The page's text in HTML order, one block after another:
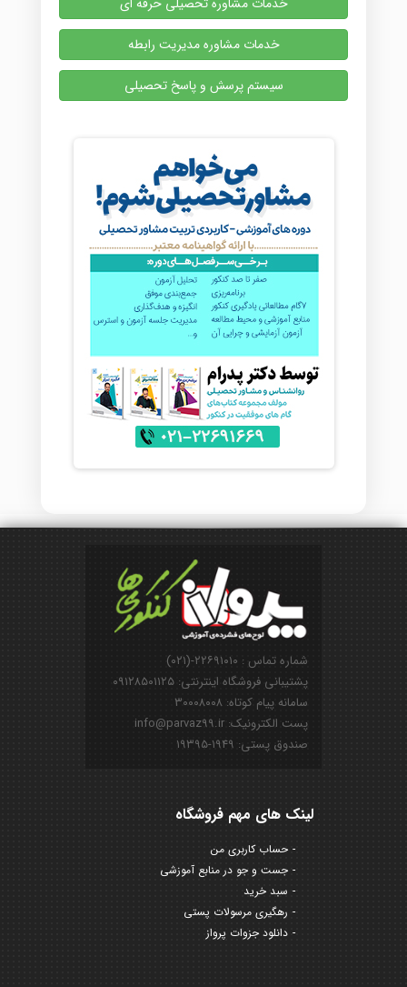
خدمات مشاوره مدیریت رابطه
سیستم پرسش و پاسخ تحصیلی
شماره تماس : ۲۲۶۹۱۰۱۰-(۰۲۱)
پشتیبانی فروشگاه اینترنتی: ۰۹۱۲۸۵۰۱۱۲۵
سامانه پیام کوتاه: ۳۰۰۰۸۰۰۸
پست الکترونیک: info@parvaz99.ir
صندوق پستی: ۱۹۴۹-۱۹۳۹۵
لینک های مهم فروشگاه
حساب کاربری من
جست و جو در منابع آموزشی
سبد خرید
رهگیری مرسولات پستی
دانلود جزوات پرواز